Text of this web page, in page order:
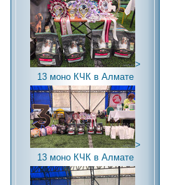
>
13 моно КЧК в Алмате
>
13 моно КЧК в Алмате